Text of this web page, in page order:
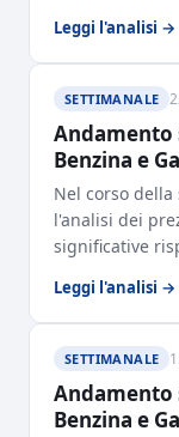
Leggi l'analisi →
SETTIMANALE
Andamento
Benzina e
Nel corso
l'analisi dei
significative
Leggi l'analisi →
SETTIMANALE
Andamento
Benzina e